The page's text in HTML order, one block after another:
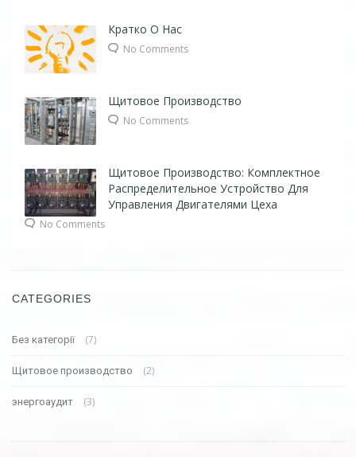
Кратко О Нас
No Comments
Щитовое Производство
No Comments
Щитовое Производство: Комплектное
Распределительное Устройство Для
Управления Двигателями Цеха
No Comments
CATEGORIES
Без категорії (7)
Щитовое производство (2)
энергоаудит (3)